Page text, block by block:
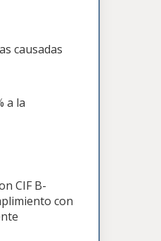
causadas
a la
CIF B-
con